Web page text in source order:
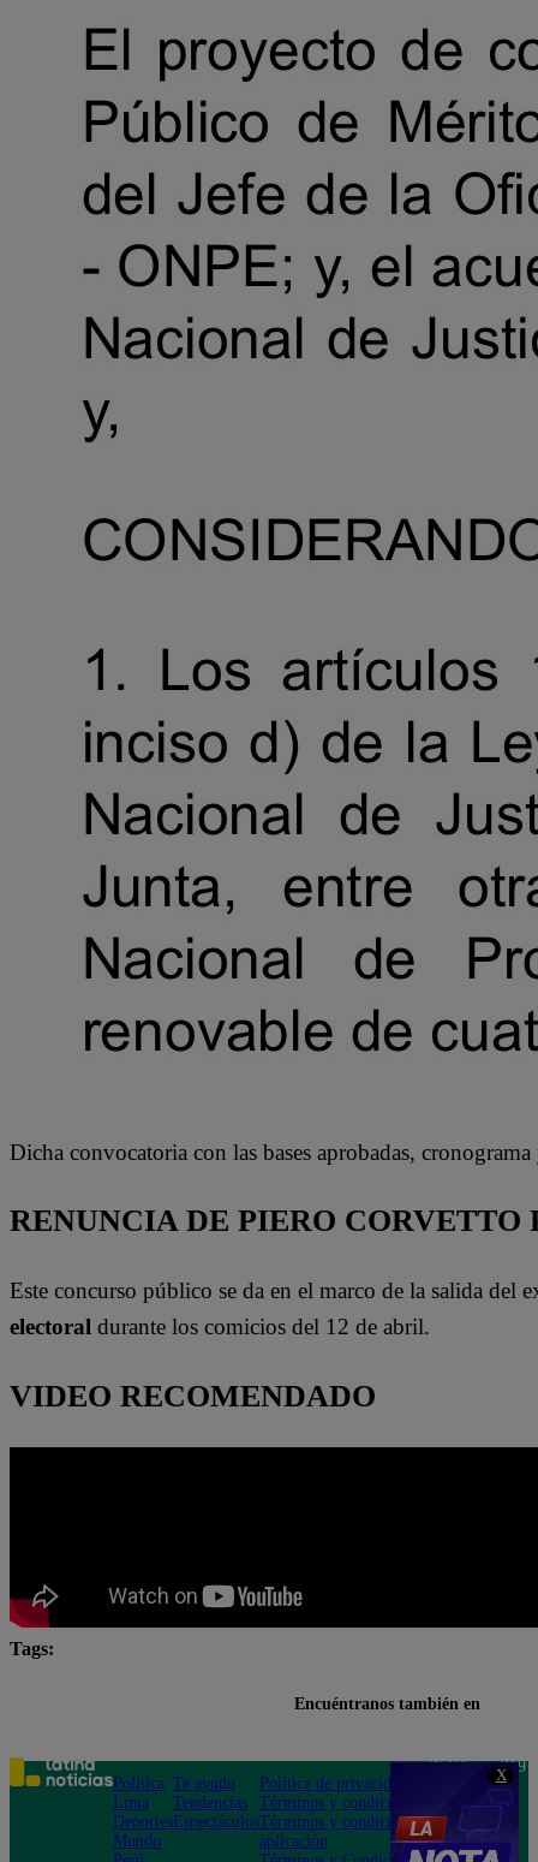
X
Dicha convocatoria con las bases aprobadas,
RENUNCIA DE PIERO CORVETTO
Este concurso público se da en el marco de la salida
electoral durante los comicios del 12 de abril.
VIDEO RECOMENDADO
Tags:
Encuéntranos también en
Política
Lima
Deportes
Mundo
Te ayudo
Tendencias
Espectáculos
Política de privacidad
Términos y condiciones
Términos y condiciones
aplicación
Teléfono: 219
Av. San
Felipe 968
Jesús María